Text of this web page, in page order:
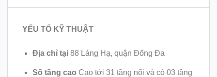
YẾU TỐ KỸ THUẬT
Địa chỉ tại 88 Láng Hạ, quận Đống Đa
Số tầng cao Cao tới 31 tầng nổi và có 03 tầng